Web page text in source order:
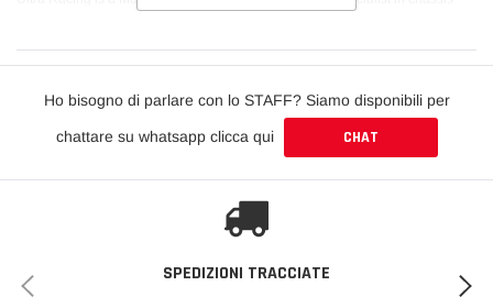
and manufactures high quality strut and chassis bars for all types of
Through intensive research, followed by street and race track testing, Ultra
Racing bars are proven to provide dynamic safety, ultimate road traction and
Ultra Racing chassis reinforcement bars. Thus, increasing handling and
response, improved steering precision under high loads such as cornering
Ho bisogno di parlare con lo STAFF? Siamo disponibili per
chattare su whatsapp clicca qui CHAT
SPEDIZIONI TRACCIATE